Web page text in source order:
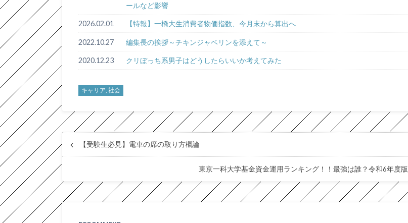
ールなど影響
2026.02.01 【特報】一橋大生消費者物価指数、今月末から算出へ
2022.10.27 編集長の挨拶～チキンジャベリンを添えて～
2020.12.23 クリぼっち系男子はどうしたらいいか考えてみた
キャリア, 社会
【受験生必見】電車の席の取り方概論
東京一科大学基金資金運用ランキング！！最強は誰？令和6年度版